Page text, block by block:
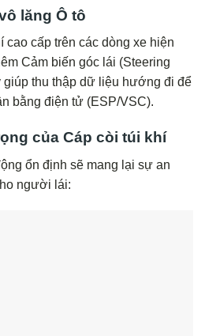
lăng Ô tô
cao cấp trên các dòng xe hiện
Cảm biến góc lái (Steering
thu thập dữ liệu hướng đi để
bằng điện tử (ESP/VSC).
của Cáp còi túi khí
ổn định sẽ mang lại sự an
người lái: